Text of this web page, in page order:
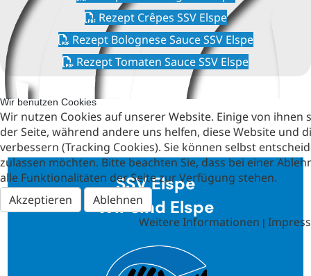
Rezept Crêpes SSV Elspe
Rezept Bolognese Sauce SSV Elspe
Rezept Tomaten Sauce SSV Elspe
SSV Elspe
Wir sind Elspe
Wir benutzen Cookies
Wir nutzen Cookies auf unserer Website. Einige von ihnen
der Seite, während andere uns helfen, diese Website und
verbessern (Tracking Cookies). Sie können selbst
zulassen möchten. Bitte beachten Sie, dass bei einer
alle Funktionalitäten der Seite zur Verfügung stehen.
Akzeptieren
Ablehnen
Weitere Informationen |